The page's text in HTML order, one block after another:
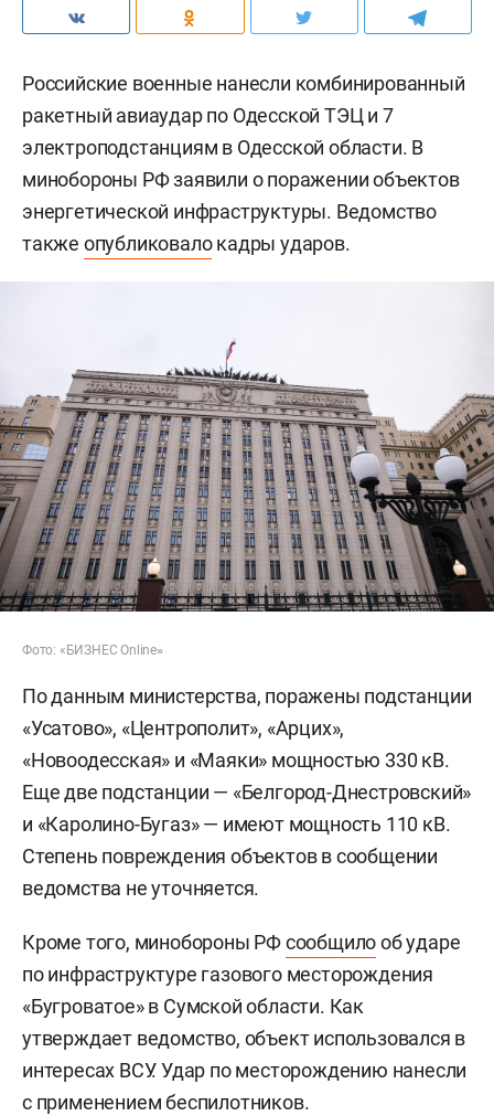
Российские военные нанесли комбинированный
ракетный авиаудар по Одесской ТЭЦ и 7
электроподстанциям в Одесской области. В
минобороны РФ заявили о поражении объектов
энергетической инфраструктуры. Ведомство
также опубликовалокадры ударов.
Фото: «БИЗНЕС Online»
По данным министерства, поражены подстанции
«Усатово», «Центрополит», «Арцих»,
«Новоодесская» и «Маяки» мощностью 330 кВ.
Еще две подстанции — «Белгород-Днестровский»
и «Каролино-Бугаз» — имеют мощность 110 кВ.
Степень повреждения объектов в сообщении
ведомства не уточняется.
Кроме того, минобороны РФсообщилооб ударе
по инфраструктуре газового месторождения
«Бугроватое» в Сумской области. Как
утверждает ведомство, объект использовался в
интересах ВСУ. Удар по месторождению нанесли
с применением беспилотников.